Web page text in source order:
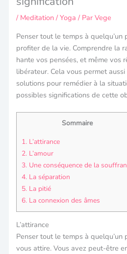
/ Meditation / Yoga / Par Vege
Penser tout le temps à quelqu’un
profiter de la vie. Comprendre la
hante vos pensées, et même vos
libérateur. Cela vous permet
solutions pour remédier à la
possibles significations de cette
Sommaire
1.L’attirance
2.L’amour
3.Une conséquence de la
4.La séparation
5.La pitié
6.La connexion des âmes
L’attirance
Penser tout le temps à
vous attire. Vous avez peut-être